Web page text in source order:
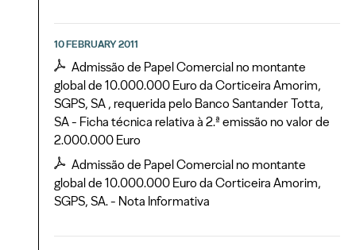
10 FEBRUARY 2011
Admissão de Papel Comercial no montante
global de 10.000.000 Euro da Corticeira Amorim,
SGPS, SA , requerida pelo Banco Santander Totta,
SA - Ficha técnica relativa à 2.ª emissão no valor de
2.000.000 Euro
Admissão de Papel Comercial no montante
global de 10.000.000 Euro da Corticeira Amorim,
SGPS, SA. - Nota Informativa